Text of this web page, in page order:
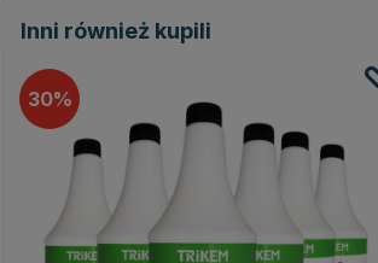
Inni również kupili
30